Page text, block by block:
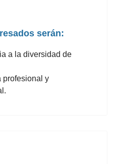
serán:
a la diversidad de
profesional y